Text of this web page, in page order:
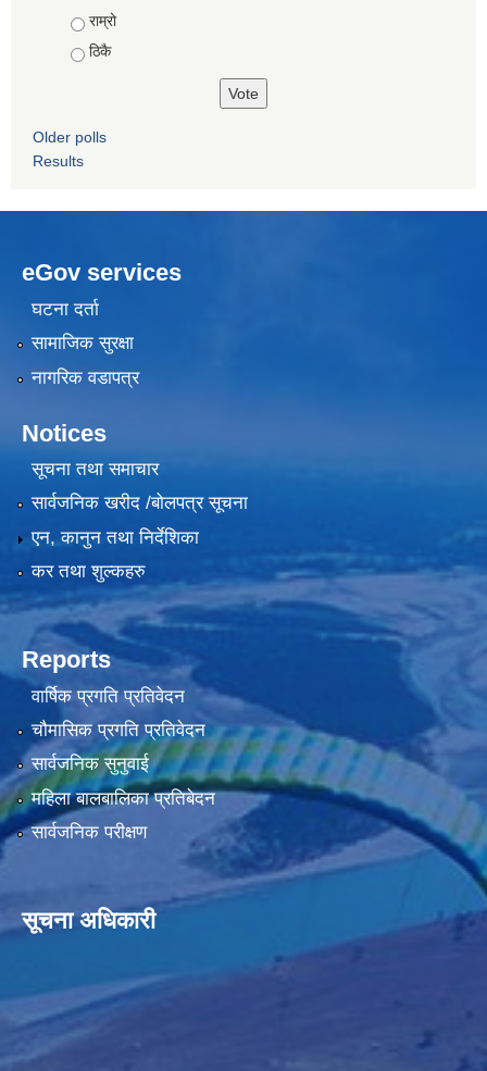
Choices
राम्रो
ठिकै
Older polls
Results
eGov services
घटना दर्ता
सामाजिक सुरक्षा
नागरिक वडापत्र
Notices
सूचना तथा समाचार
सार्वजनिक खरीद /बोलपत्र सूचना
एन, कानुन तथा निर्देशिका
कर तथा शुल्कहरु
Reports
वार्षिक प्रगति प्रतिवेदन
चौमासिक प्रगति प्रतिवेदन
सार्वजनिक सुनुवाई
महिला बालबालिका प्रतिबेदन
सार्वजनिक परीक्षण
सूचना अधिकारी